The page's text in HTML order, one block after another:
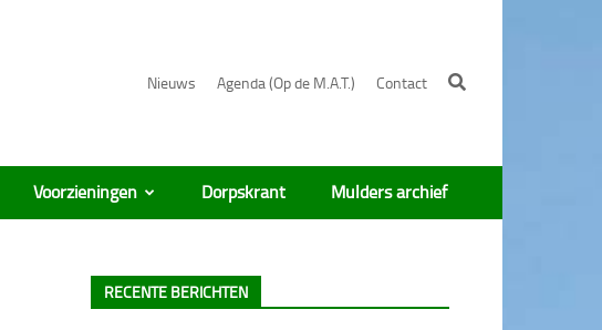
Nieuws Agenda (Op de M.A.T.) Contact
Voorzieningen Dorpskrant Mulders archief
RECENTE BERICHTEN